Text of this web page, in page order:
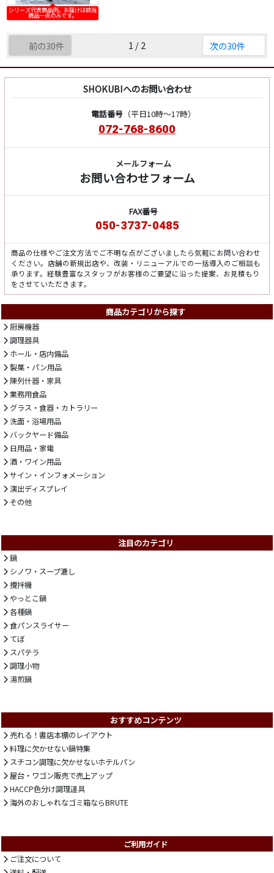
シリーズ代表商品例。お届けは該当
商品一点のみです。
前の30件 1 / 2 次の30件
SHOKUBIへのお問い合わせ
電話番号（平日10時～17時）
072-768-8600
メールフォーム
お問い合わせフォーム
FAX番号
050-3737-0485
商品の仕様やご注文方法でご不明な点がございましたら気軽にお問い合わせ
ください。店舗の新規出店や、改装・リニューアルでの一括導入のご相談も
承ります。経験豊富なスタッフがお客様のご要望に沿った提案、お見積もり
をさせていただきます。
商品カテゴリから探す
厨房機器
調理器具
ホール・店内備品
製菓・パン用品
陳列什器・家具
業務用食品
グラス・食器・カトラリー
洗面・浴場用品
バックヤード備品
日用品・家電
酒・ワイン用品
サイン・インフォメーション
演出ディスプレイ
その他
注目のカテゴリ
鍋
シノワ・スープ漉し
攪拌機
やっとこ鍋
各種鍋
食パンスライサー
てぼ
スパテラ
調理小物
湯煎鍋
おすすめコンテンツ
売れる！書店本棚のレイアウト
料理に欠かせない鍋特集
スチコン調理に欠かせないホテルパン
屋台・ワゴン販売で売上アップ
HACCP色分け調理道具
海外のおしゃれなゴミ箱ならBRUTE
ご利用ガイド
ご注文について